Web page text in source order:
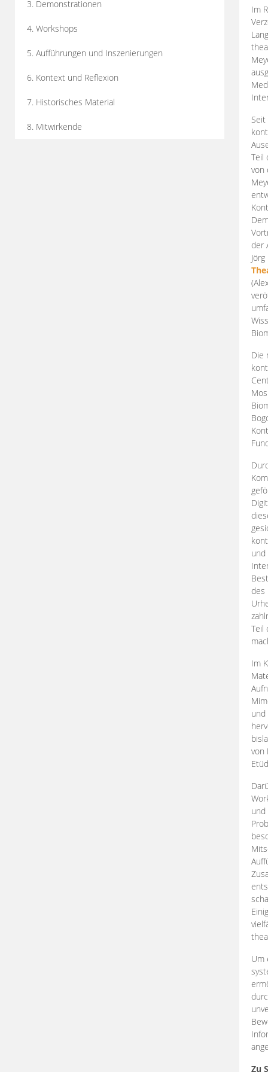
3. Demonstrationen
4. Workshops
5. Aufführungen und Inszenierungen
6. Kontext und Reflexion
7. Historisches Material
8. Mitwirkende
Im
Teil
von
der
Die
des
Teil
Im
und
von
und
Um
Zu